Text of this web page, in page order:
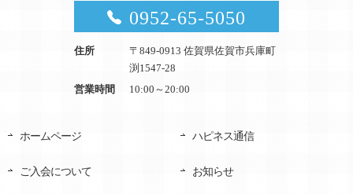
0952-65-5050
住所
〒849-0913 佐賀県佐賀市兵庫町
渕1547-28
営業時間
10:00～20:00
ホームページ
ご入会について
ハピネス通信
お知らせ